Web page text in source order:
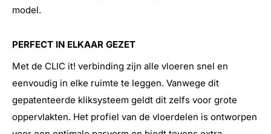
model.
PERFECT IN ELKAAR GEZET
Met de CLIC it! verbinding zijn alle vloeren snel en
eenvoudig in elke ruimte te leggen. Vanwege dit
gepatenteerde kliksysteem geldt dit zelfs voor grote
oppervlakten. Het profiel van de vloerdelen is ontworpen